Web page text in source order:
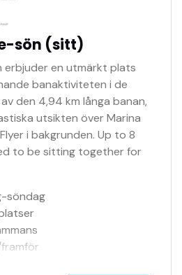
sön (sitt)
erbjuder en utmärkt plats
banaktiviteten i de
den 4,94 km långa banan,
utsikten över Marina
i bakgrunden. Up to 8
to be sitting together for
söndag